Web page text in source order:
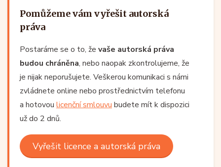
Pomůžeme vám vyřešit autorská
práva
Postaráme se o to, že vaše autorská práva
budou chráněna, nebo naopak zkontrolujeme, že
je nijak neporušujete. Veškerou komunikaci s námi
zvládnete online nebo prostřednictvím telefonu
a hotovou licenční smlouvu budete mít k dispozici
už do 2 dnů.
Vyřešit licence a autorská práva